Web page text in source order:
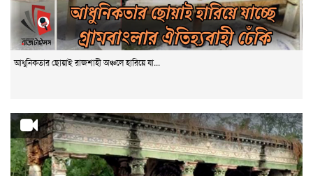
আধুনিকতার ছোয়াই রাজশাহী অঞ্চলে হারিয়ে যা...